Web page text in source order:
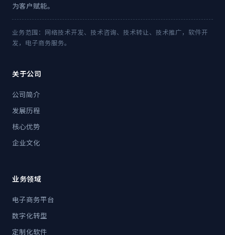
为客户赋能。
业务范围：网络技术开发、技术咨询、技术转让、技术推广，软件开
发，电子商务服务。
关于公司
公司简介
发展历程
核心优势
企业文化
业务领域
电子商务平台
数字化转型
定制化软件